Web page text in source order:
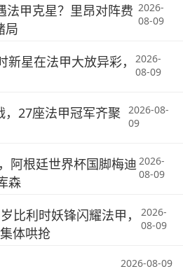
法甲克星？里昂对阵费
局
2026-
08-09
星在法甲大放异彩，
2026-
08-09
，27座法甲冠军齐聚 2026-08-
09
阿根廷世界杯国脚梅迪
森
2026-
08-09
比利时妖锋闪耀法甲，
体哄抢
2026-
08-09
2026-08-09